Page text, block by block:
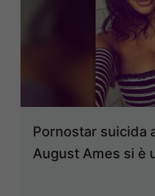
Pornostar suicida
August Ames si è